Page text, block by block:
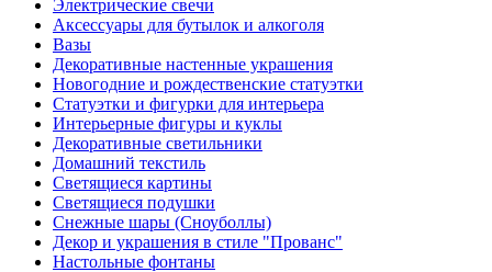
Электрические свечи
Аксессуары для бутылок и алкоголя
Вазы
Декоративные настенные украшения
Новогодние и рождественские статуэтки
Статуэтки и фигурки для интерьера
Интерьерные фигуры и куклы
Декоративные светильники
Домашний текстиль
Светящиеся картины
Светящиеся подушки
Снежные шары (Сноуболлы)
Декор и украшения в стиле "Прованс"
Настольные фонтаны